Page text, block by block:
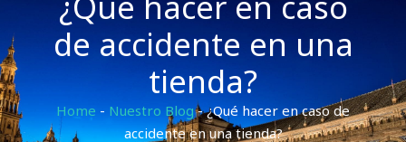
de accidente en una
tienda?
Home - Nuestro Blog-¿Qué hacer en caso de
accidente en una tienda?